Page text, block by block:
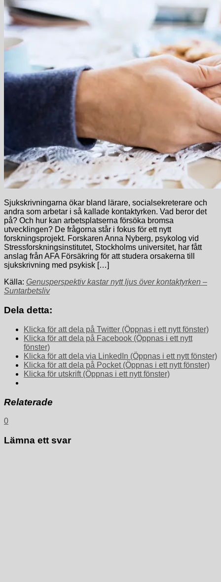
Sjukskrivningarna ökar bland lärare, socialsekreterare och
andra som arbetar i så kallade kontaktyrken. Vad beror det
på? Och hur kan arbetsplatserna försöka bromsa
utvecklingen? De frågorna står i fokus för ett nytt
forskningsprojekt. Forskaren Anna Nyberg, psykolog vid
Stressforskningsinstitutet, Stockholms universitet, har fått
anslag från AFA Försäkring för att studera orsakerna till
sjukskrivning med psykisk […]
Källa: Genusperspektiv kastar nytt ljus över kontaktyrken –
Suntarbetsliv
Dela detta:
Klicka för att dela på Twitter (Öppnas i ett nytt fönster)
Klicka för att dela på Facebook (Öppnas i ett nytt
fönster)
Klicka för att dela via LinkedIn (Öppnas i ett nytt fönster)
Klicka för att dela på Pocket (Öppnas i ett nytt fönster)
Klicka för utskrift (Öppnas i ett nytt fönster)
Relaterade
0
Lämna ett svar